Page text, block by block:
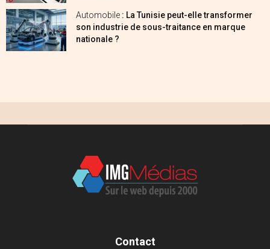
Automobile : La Tunisie peut-elle transformer
son industrie de sous-traitance en marque
nationale ?
Contact